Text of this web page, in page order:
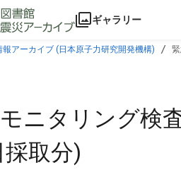
ギャラリー
アーカイブ (日本原子力研究開発機構)
ニタリング検
取分)